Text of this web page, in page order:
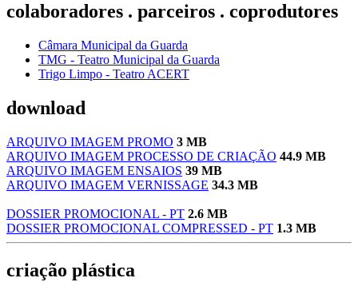
colaboradores . parceiros . coprodutores
Câmara Municipal da Guarda
TMG - Teatro Municipal da Guarda
Trigo Limpo - Teatro ACERT
download
ARQUIVO IMAGEM PROMO 3 MB
ARQUIVO IMAGEM PROCESSO DE CRIAÇÃO 44.9 MB
ARQUIVO IMAGEM ENSAIOS 39 MB
ARQUIVO IMAGEM VERNISSAGE 34.3 MB
DOSSIER PROMOCIONAL - PT 2.6 MB
DOSSIER PROMOCIONAL COMPRESSED - PT 1.3 MB
criação plástica